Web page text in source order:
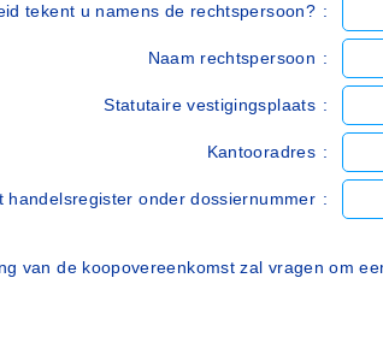
tekent u namens de rechtspersoon? :
Naam rechtspersoon :
Statutaire vestigingsplaats :
Kantooradres :
handelsregister onder dossiernummer :
van de koopovereenkomst zal vragen om